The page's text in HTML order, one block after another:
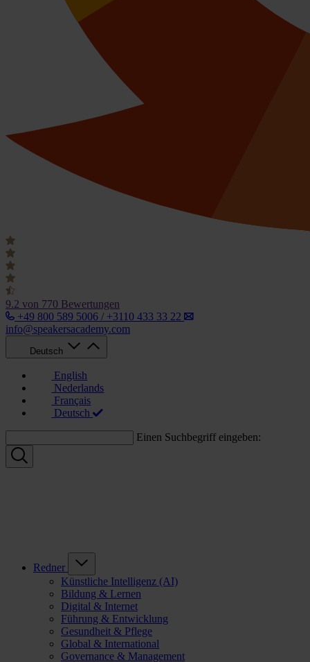
9.2 von 770 Bewertungen
+49 800 589 5006 / +3110 433 33 22
info@speakersacademy.com
Deutsch
English
Nederlands
Français
Deutsch
Einen Suchbegriff eingeben:
Redner
Künstliche Intelligenz (AI)
Bildung & Lernen
Digital & Internet
Führung & Entwicklung
Gesundheit & Pflege
Global & International
Governance & Management